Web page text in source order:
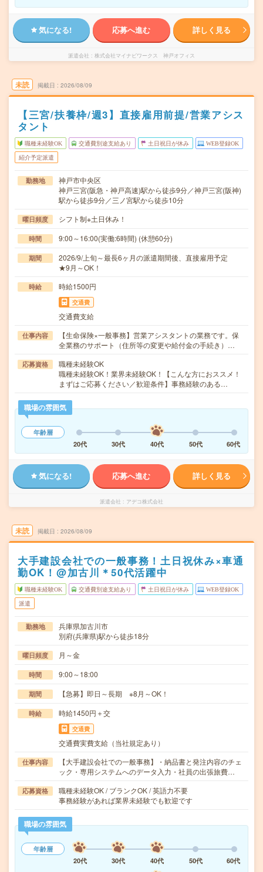
気になる! 応募へ進む 詳しく見る
派遣会社 株式会社マイナビワークス 神戸オフィス
未読 掲載日 2026/08/09
【三宮/扶養枠/週3】直接雇用前提/営業アシス
タント
職種未経験OK 交通費別途支給あり 土日祝日が休み WEB登録OK
紹介予定派遣
勤務地
神戸市中央区
神戸三宮(阪急・神戸高速)駅から徒歩9分／神戸三宮(阪神)
駅から徒歩9分／三ノ宮駅から徒歩10分
曜日頻度 シフト制※土日休み！
時間 9:00～16:00(実働:6時間) (休憩60分)
期間
2026/9/上旬～最長6ヶ月の派遣期間後、直接雇用予定
★9月～OK！
時給 時給1500円
交通費
交通費支給
仕事内容
【生命保険×一般事務】営業アシスタントの業務です。保
全業務のサポート（住所等の変更や給付金の手続き）…
応募資格
職種未経験OK
職種未経験OK！業界未経験OK！【こんな方におススメ！
まずはご応募ください／歓迎条件】事務経験のある…
職場の雰囲気
年齢層
20代
30代 40代 50代 60代
気になる! 応募へ進む 詳しく見る
派遣会社 アデコ株式会社
未読 掲載日 2026/08/09
大手建設会社での一般事務！土日祝休み×車通
勤OK！@加古川＊50代活躍中
職種未経験OK 交通費別途支給あり 土日祝日が休み WEB登録OK
派遣
勤務地
兵庫県加古川市
別府(兵庫県)駅から徒歩18分
曜日頻度 月～金
時間 9:00～18:00
期間 【急募】即日～長期 ※8月～OK！
時給 時給1450円＋交
交通費
交通費実費支給（当社規定あり）
仕事内容
【大手建設会社での一般事務】・納品書と発注内容のチェ
ック・専用システムへのデータ入力・社員の出張旅費…
応募資格
職種未経験OK / ブランクOK / 英語力不要
事務経験があれば業界未経験でも歓迎です
職場の雰囲気
年齢層
20代
30代 40代 50代 60代